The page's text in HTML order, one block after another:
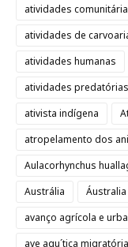
atividades
atividades de
atividades humanas
atividades
ativista indígena
atropelamento dos
Aulacorhynchus
Austrália
Áustralia
avanço agrícola e
ave aqu´tica migratória